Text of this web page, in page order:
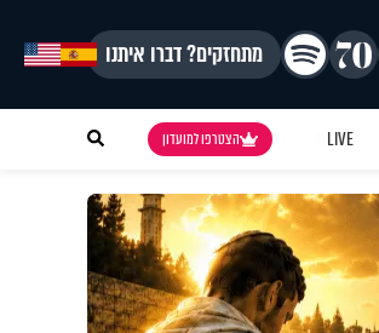
מתחזקים? דברו איתנו
LIVE הצטרפו למועדון